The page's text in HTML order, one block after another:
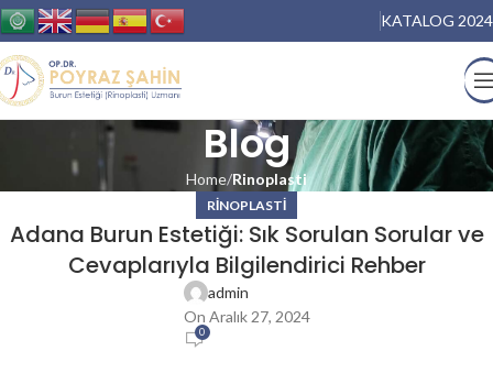
KATALOG 2024
Blog
Home Rinoplasti
RINOPLASTI
Adana Burun Estetiği: Sık Sorulan Sorular ve
Cevaplarıyla Bilgilendirici Rehber
admin
On Aralık 27, 2024
0